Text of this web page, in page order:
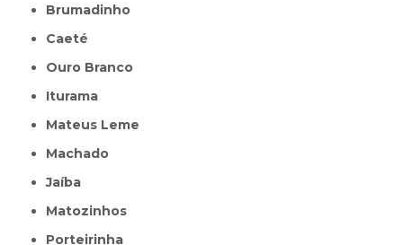
Brumadinho
Caeté
Ouro Branco
Iturama
Mateus Leme
Machado
Jaíba
Matozinhos
Porteirinha